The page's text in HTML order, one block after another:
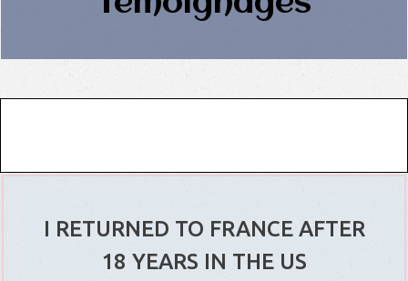
I RETURNED TO FRANCE AFTER
18 YEARS IN THE US